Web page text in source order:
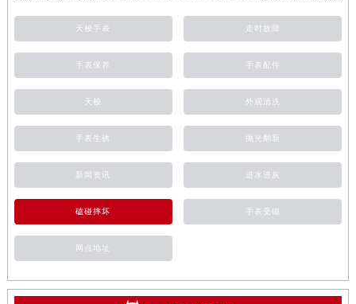
天梭手表 走时故障
手表保养 手表配件
天梭 外观清洗
手表生锈 抛光翻新
新闻资讯 进水进灰
磕碰摔坏 手表受磁
网点地址